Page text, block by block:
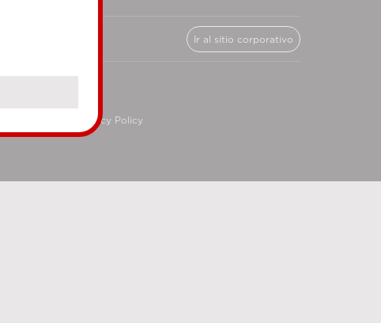
Ir al sitio corporativo
Privacy Policy